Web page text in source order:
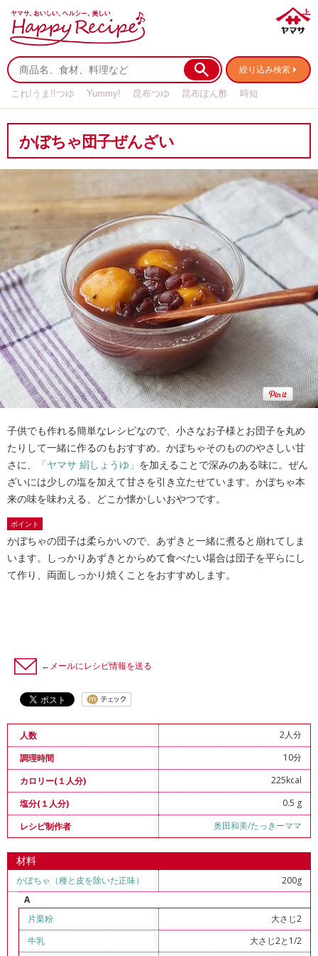
絞り込み検索
これ!うま!!つゆ Yummy! 昆布つゆ 昆布ぽん酢
時短
かぼちゃ団子ぜんざい
子供でも作れる簡単なレシピなので、小さなお子様とお団子を丸め
たりして一緒に作るのもおすすめ。かぼちゃそのもののやさしい甘
さに、
「ヤマサ 絹しょうゆ」 を加えることで深みのある味に。ぜん
ざいには少しの塩を加えて甘さを引き立たせています。かぼちゃ本
来の味を味わえる、どこか懐かしいおやつです。
ポイント
かぼちゃの団子は柔らかいので、あずきと一緒に煮ると崩れてしま
います。しっかりあずきとからめて食べたい場合は団子を平らにし
て作り、両面しっかり焼くことをおすすめします。
←メールにレシピ情報を送る
人数
2人分
調理時間
10分
カロリー(１人分)
225kcal
塩分(１人分)
0.5 g
レシピ制作者
奥田和美/たっきーママ
材料
かぼちゃ（種と皮を除いた正味）
200g
A
片栗粉
大さじ2
牛乳
大さじ2と1/2